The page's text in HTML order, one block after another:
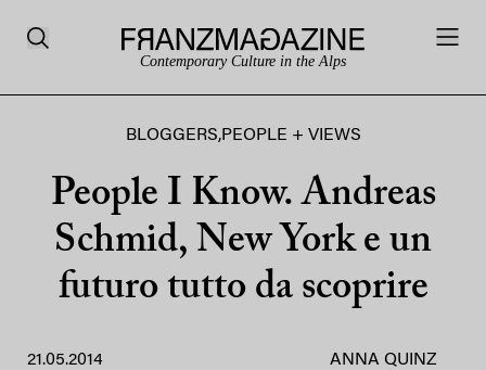
Contemporary Culture in the Alps
BLOGGERS,PEOPLE + VIEWS
People I Know. Andreas
Schmid, New York e un
futuro tutto da scoprire
21.05.2014 ANNA QUINZ